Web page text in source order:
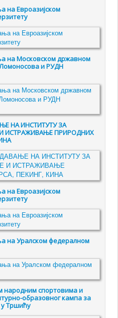
на Евроазијском
на Московском државном
и РУДН
НА ИНСТИТУТУ ЗА
ИСТРАЖИВАЊЕ ПРИРОДНИХ
на Евроазијском
на Уралском федералном
народним спортовима и
образовног кампа за
у Тршићу